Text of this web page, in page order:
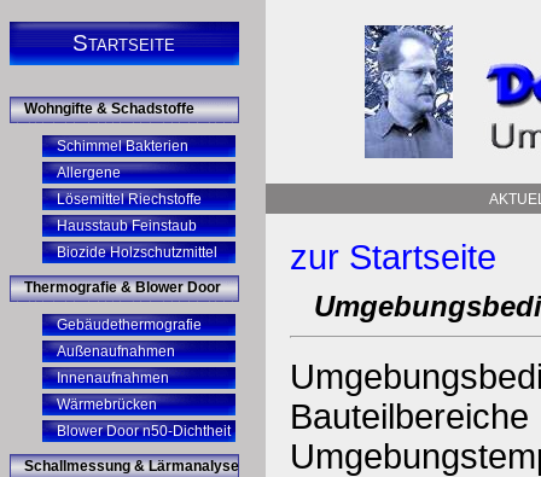
Startseite
Wohngifte & Schadstoffe
Schimmel Bakterien
Allergene
Lösemittel Riechstoffe
Hausstaub Feinstaub
Biozide Holzschutzmittel
Thermografie & Blower Door
Gebäudethermografie
Außenaufnahmen
Innenaufnahmen
Wärmebrücken
Blower Door n50-Dichtheit
Schallmessung & Lärmanalyse
zur Startseite